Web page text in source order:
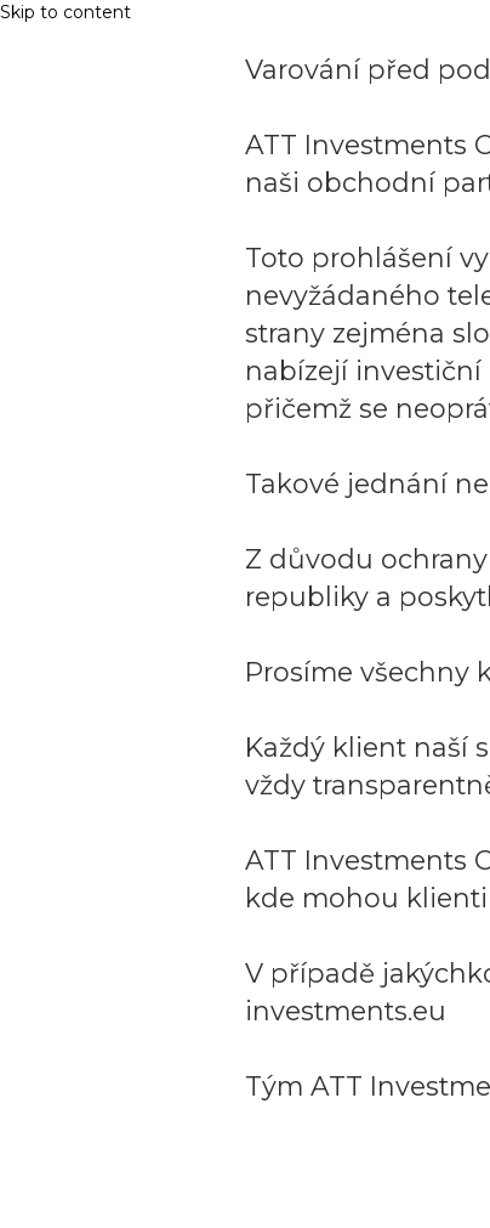
Skip to content
Varování před
ATT Investments
naši obchodní
Toto prohlášení
nevyžádaného
strany zejména
nabízejí
přičemž se
Takové jednání
Z důvodu
republiky a
Prosíme všechny
Každý klient naší
vždy
ATT Investments
kde mohou klienti
V případě
investments.eu
Tým ATT